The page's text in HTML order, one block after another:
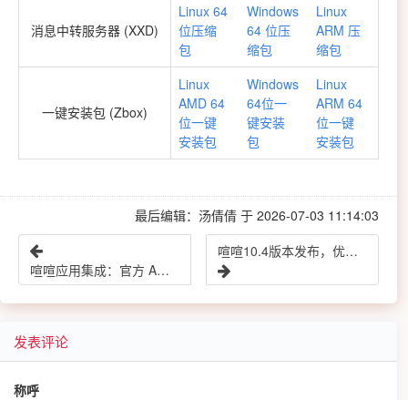
消息中转服务器 (XXD)
Linux 64
位压缩
包
Windows
64 位压
缩包
Linux
ARM 压
缩包
一键安装包 (Zbox)
Linux
AMD 64
位一键
安装包
Windows
64位一
键安装
包
Linux
ARM 64
位一键
安装包
最后编辑：汤倩倩 于 2026-07-03 11:14:03
喧喧应用集成：官方 Agent Skills 使用说明
喧喧10.4版本发布，优化移动端个人界面，支持阿里云推送服务，后台支持重置管理员密码，修复已知问题
发表评论
称呼